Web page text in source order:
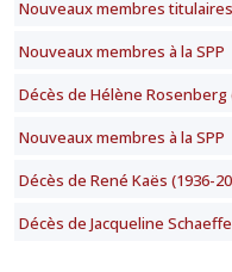
Nouveaux membres
Nouveaux membres à la SPP
Décès de Hélène Rosenberg
Nouveaux membres à la SPP
Décès de René Kaës (1936-
Décès de Jacqueline